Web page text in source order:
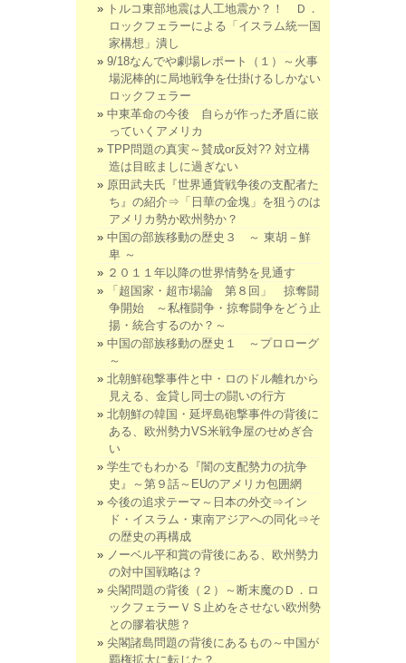
トルコ東部地震は人工地震か？！ Ｄ．
ロックフェラーによる「イスラム統一国
家構想」潰し
9/18なんでや劇場レポート（１）～火事
場泥棒的に局地戦争を仕掛けるしかない
ロックフェラー
中東革命の今後 自らが作った矛盾に嵌
っていくアメリカ
TPP問題の真実～賛成or反対?? 対立構
造は目眩ましに過ぎない
原田武夫氏『世界通貨戦争後の支配者た
ち』の紹介⇒「日華の金塊」を狙うのは
アメリカ勢か欧州勢か？
中国の部族移動の歴史３ ～ 東胡－鮮
卑 ～
２０１１年以降の世界情勢を見通す
「超国家・超市場論 第８回」 掠奪闘
争開始 ～私権闘争・掠奪闘争をどう止
揚・統合するのか？～
中国の部族移動の歴史１ ～プロローグ
～
北朝鮮砲撃事件と中・ロのドル離れから
見える、金貸し同士の闘いの行方
北朝鮮の韓国・延坪島砲撃事件の背後に
ある、欧州勢力VS米戦争屋のせめぎ合
い
学生でもわかる『闇の支配勢力の抗争
史』～第９話～EUのアメリカ包囲網
今後の追求テーマ～日本の外交⇒イン
ド・イスラム・東南アジアへの同化⇒そ
の歴史の再構成
ノーベル平和賞の背後にある、欧州勢力
の対中国戦略は？
尖閣問題の背後（２）～断末魔のＤ．ロ
ックフェラーＶＳ止めをさせない欧州勢
との膠着状態？
尖閣諸島問題の背後にあるもの～中国が
覇権拡大に転じた？